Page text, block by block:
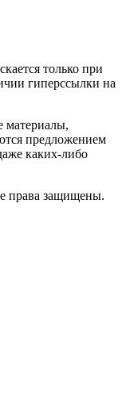
только при
гиперссылки на
материалы,
предложением
каких-либо
права защищены.